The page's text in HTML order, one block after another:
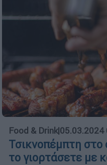
Food & Drink|05.03.2024
Τσικνοπέμπτη στο
το γιορτάσετε με